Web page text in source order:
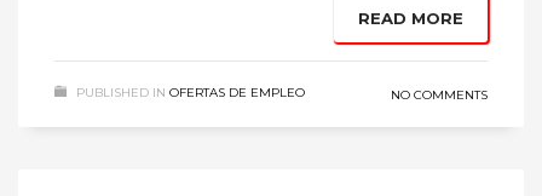
READ MORE
PUBLISHED IN OFERTAS DE EMPLEO NO COMMENTS